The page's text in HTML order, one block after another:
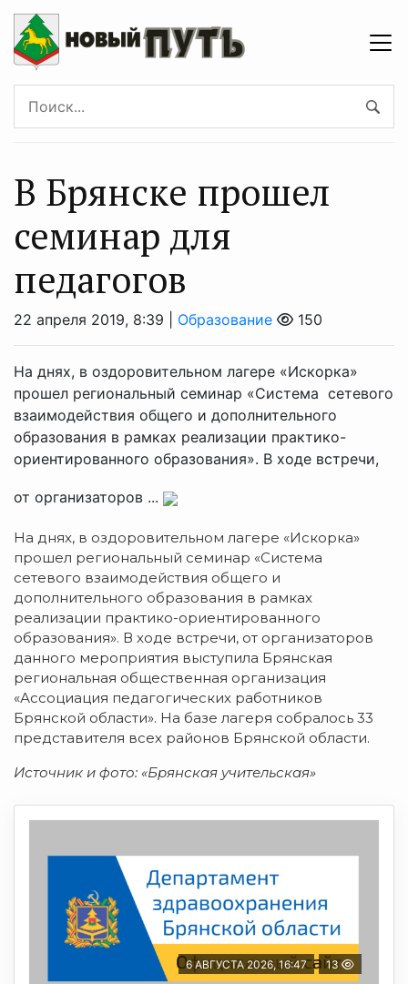
В Брянске прошел
семинар для
педагогов
22 апреля 2019, 8:39 | Образование 150
На днях, в оздоровительном лагере «Искорка»
прошел региональный семинар «Система сетевого
взаимодействия общего и дополнительного
образования в рамках реализации практико-
ориентированного образования». В ходе встречи,
от организаторов ...
На днях, в оздоровительном лагере «Искорка»
прошел региональный семинар «Система
сетевого взаимодействия общего и
дополнительного образования в рамках
реализации практико-ориентированного
образования». В ходе встречи, от организаторов
данного мероприятия выступила Брянская
региональная общественная организация
«Ассоциация педагогических работников
Брянской области». На базе лагеря собралось 33
представителя всех районов Брянской области.
Источник и фото: «Брянская учительская»
6 АВГУСТА 2026, 16:47 13